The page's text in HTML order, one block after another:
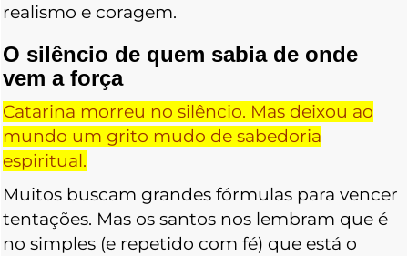
realismo e coragem.
O silêncio de quem sabia de onde
vem a força
Catarina morreu no silêncio. Mas deixou ao
mundo um grito mudo de sabedoria
espiritual.
Muitos buscam grandes fórmulas para vencer
tentações. Mas os santos nos lembram que é
no simples (e repetido com fé) que está o